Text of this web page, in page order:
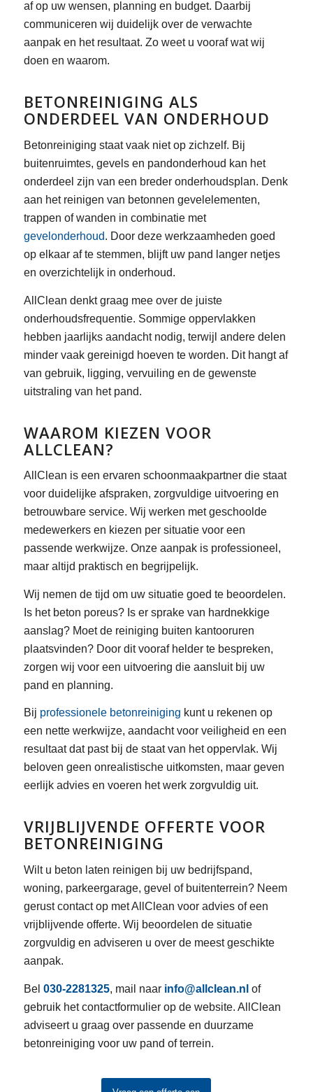
af op uw wensen, planning en budget. Daarbij
communiceren wij duidelijk over de verwachte
aanpak en het resultaat. Zo weet u vooraf wat wij
doen en waarom.
BETONREINIGING ALS
ONDERDEEL VAN ONDERHOUD
Betonreiniging staat vaak niet op zichzelf. Bij
buitenruimtes, gevels en pandonderhoud kan het
onderdeel zijn van een breder onderhoudsplan. Denk
aan het reinigen van betonnen gevelelementen,
trappen of wanden in combinatie met
gevelonderhoud. Door deze werkzaamheden goed
op elkaar af te stemmen, blijft uw pand langer netjes
en overzichtelijk in onderhoud.
AllClean denkt graag mee over de juiste
onderhoudsfrequentie. Sommige oppervlakken
hebben jaarlijks aandacht nodig, terwijl andere delen
minder vaak gereinigd hoeven te worden. Dit hangt af
van gebruik, ligging, vervuiling en de gewenste
uitstraling van het pand.
WAAROM KIEZEN VOOR
ALLCLEAN?
AllClean is een ervaren schoonmaakpartner die staat
voor duidelijke afspraken, zorgvuldige uitvoering en
betrouwbare service. Wij werken met geschoolde
medewerkers en kiezen per situatie voor een
passende werkwijze. Onze aanpak is professioneel,
maar altijd praktisch en begrijpelijk.
Wij nemen de tijd om uw situatie goed te beoordelen.
Is het beton poreus? Is er sprake van hardnekkige
aanslag? Moet de reiniging buiten kantooruren
plaatsvinden? Door dit vooraf helder te bespreken,
zorgen wij voor een uitvoering die aansluit bij uw
pand en planning.
Bij professionele betonreiniging kunt u rekenen op
een nette werkwijze, aandacht voor veiligheid en een
resultaat dat past bij de staat van het oppervlak. Wij
beloven geen onrealistische uitkomsten, maar geven
eerlijk advies en voeren het werk zorgvuldig uit.
VRIJBLIJVENDE OFFERTE VOOR
BETONREINIGING
Wilt u beton laten reinigen bij uw bedrijfspand,
woning, parkeergarage, gevel of buitenterrein? Neem
gerust contact op met AllClean voor advies of een
vrijblijvende offerte. Wij beoordelen de situatie
zorgvuldig en adviseren u over de meest geschikte
aanpak.
Bel 030-2281325, mail naar info@allclean.nl of
gebruik het contactformulier op de website. AllClean
adviseert u graag over passende en duurzame
betonreiniging voor uw pand of terrein.